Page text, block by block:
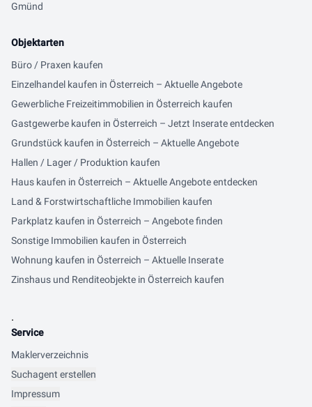
Gmünd
Objektarten
Büro / Praxen kaufen
Einzelhandel kaufen in Österreich – Aktuelle Angebote
Gewerbliche Freizeitimmobilien in Österreich kaufen
Gastgewerbe kaufen in Österreich – Jetzt Inserate entdecken
Grundstück kaufen in Österreich – Aktuelle Angebote
Hallen / Lager / Produktion kaufen
Haus kaufen in Österreich – Aktuelle Angebote entdecken
Land & Forstwirtschaftliche Immobilien kaufen
Parkplatz kaufen in Österreich – Angebote finden
Sonstige Immobilien kaufen in Österreich
Wohnung kaufen in Österreich – Aktuelle Inserate
Zinshaus und Renditeobjekte in Österreich kaufen
.
Service
Maklerverzeichnis
Suchagent erstellen
Impressum